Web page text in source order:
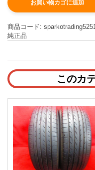
お買い物カゴに追加
商品コード:
純正品
このカ